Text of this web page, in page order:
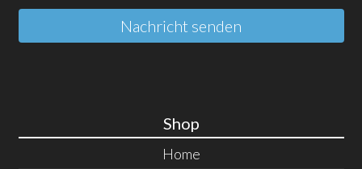
Nachricht senden
Shop
Home